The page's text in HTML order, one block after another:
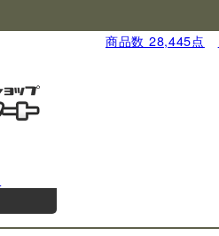
商品数 28,445点